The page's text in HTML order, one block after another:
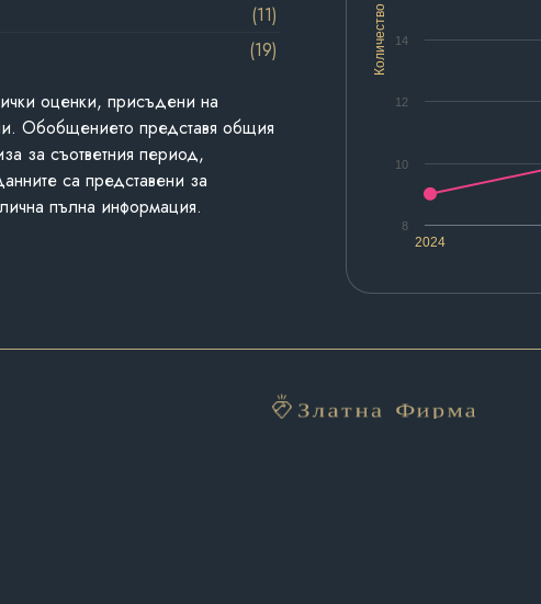
Количество
2024
8
10
12
14
(11)
(19)
оценки, присъдени на
Обобщението представя общия
за съответния период,
са представени за
пълна информация.